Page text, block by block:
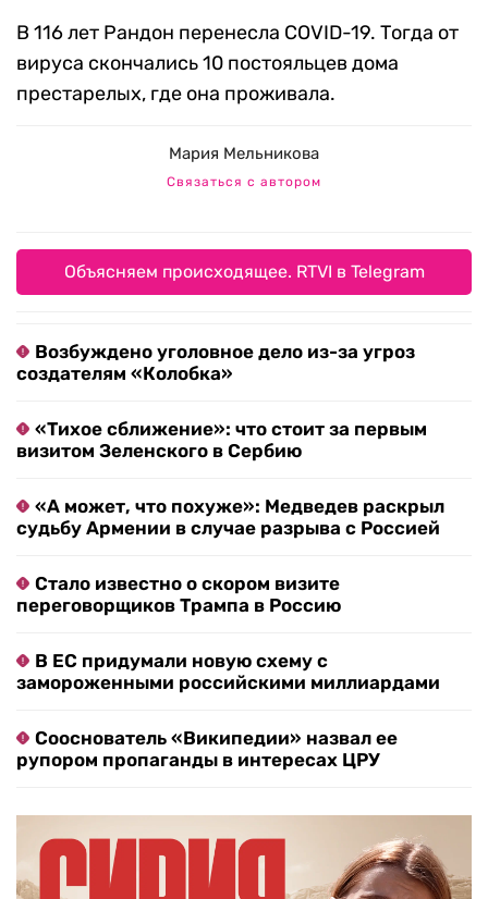
В 116 лет Рандон перенесла COVID-19. Тогда от
вируса скончались 10 постояльцев дома
престарелых, где она проживала.
Мария Мельникова
Связаться с автором
Объясняем происходящее. RTVI в Telegram
Возбуждено уголовное дело из-за угроз
создателям «Колобка»
«Тихое сближение»: что стоит за первым
визитом Зеленского в Сербию
«А может, что похуже»: Медведев раскрыл
судьбу Армении в случае разрыва с Россией
Стало известно о скором визите
переговорщиков Трампа в Россию
В ЕС придумали новую схему с
замороженными российскими миллиардами
Сооснователь «Википедии» назвал ее
рупором пропаганды в интересах ЦРУ